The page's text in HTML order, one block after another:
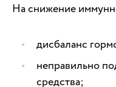
На снижение
дисбаланс
неправильно
средства;